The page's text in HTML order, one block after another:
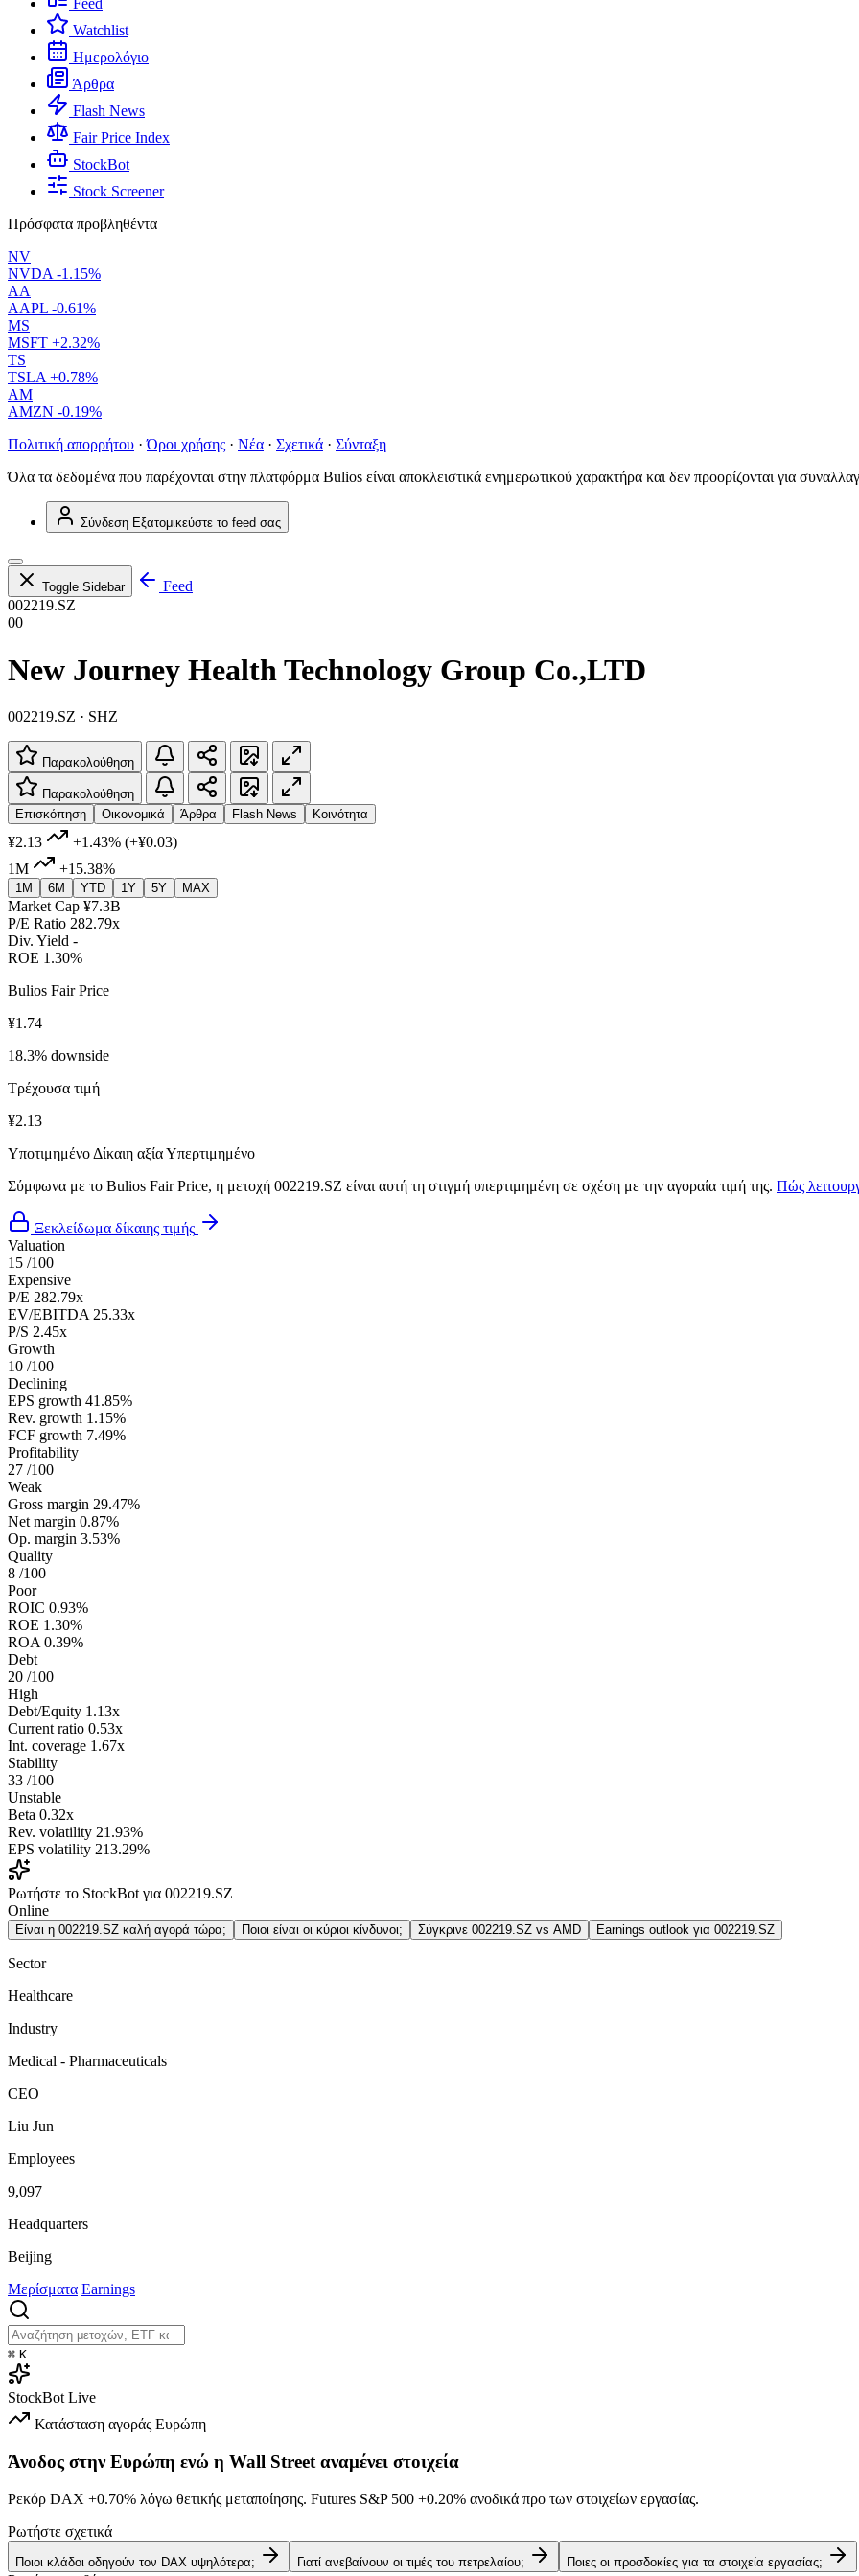
Feed
Watchlist
Ημερολόγιο
Άρθρα
Flash News
Fair Price Index
StockBot
Stock Screener
Πρόσφατα προβληθέντα
NV
NVDA -1.15%
AA
AAPL -0.61%
MS
MSFT +2.32%
TS
TSLA +0.78%
AM
AMZN -0.19%
Πολιτική απορρήτου · Όροι χρήσης · Νέα · Σχετικά · Σύνταξη
Όλα τα δεδομένα που παρέχονται στην πλατφόρμα Bulios είναι αποκλειστικά ενημερωτικού χαρακτήρα και δεν προορίζονται για
Σύνδεση Εξατομικεύστε το feed σας
Toggle Sidebar
Feed
002219.SZ
00
New Journey Health Technology Group Co.,LTD
002219.SZ · SHZ
Παρακολούθηση
Παρακολούθηση
Επισκόπηση
Οικονομικά Άρθρα Flash News Κοινότητα
¥2.13 +1.43% (+¥0.03)
1M
+15.38%
1M 6M YTD 1Y 5Y MAX
Market Cap ¥7.3B
P/E Ratio 282.79x
Div. Yield -
ROE 1.30%
Bulios Fair Price
¥1.74
18.3% downside
Τρέχουσα τιμή
¥2.13
Υποτιμημένο Δίκαιη αξίαΥπερτιμημένο
Σύμφωνα με το Bulios Fair Price, η μετοχή 002219.SZ είναι αυτή τη στιγμή υπερτιμημένη σε σχέση με την αγοραία τιμή της. Πώς
Ξεκλείδωμα δίκαιης τιμής
Valuation
15 /100
Expensive
P/E 282.79x
EV/EBITDA 25.33x
P/S 2.45x
Growth
10 /100
Declining
EPS growth 41.85%
Rev. growth 1.15%
FCF growth 7.49%
Profitability
27 /100
Weak
Gross margin 29.47%
Net margin 0.87%
Op. margin 3.53%
Quality
8 /100
Poor
ROIC 0.93%
ROE 1.30%
ROA 0.39%
Debt
20 /100
High
Debt/Equity 1.13x
Current ratio 0.53x
Int. coverage 1.67x
Stability
33 /100
Unstable
Beta 0.32x
Rev. volatility 21.93%
EPS volatility 213.29%
Ρωτήστε το StockBot για 002219.SZ
Online
Είναι η 002219.SZ καλή αγορά τώρα; Ποιοι είναι οι κύριοι κίνδυνοι; Σύγκρινε 002219.SZ vs AMD Earnings outlook για 002219.SZ
Sector
Healthcare
Industry
Medical - Pharmaceuticals
CEO
Liu Jun
Employees
9,097
Headquarters
Beijing
Μερίσματα Earnings
⌘ K
StockBot Live
Κατάσταση αγοράς Ευρώπη
Άνοδος στην Ευρώπη ενώ η Wall Street αναμένει στοιχεία
Ρεκόρ DAX +0.70% λόγω θετικής μεταποίησης. Futures S&P 500 +0.20% ανοδικά προ των στοιχείων εργασίας.
Ρωτήστε σχετικά
Ποιοι κλάδοι οδηγούν τον DAX υψηλότερα; Γιατί ανεβαίνουν οι τιμές του πετρελαίου; Ποιες οι προσδοκίες για τα στοιχεία εργασίας;